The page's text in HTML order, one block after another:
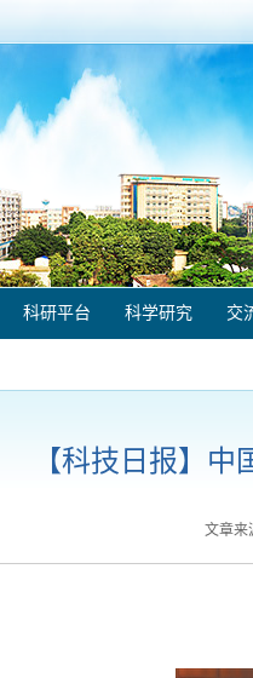
科研平台 科学研究 交
【科技日报】
文章来